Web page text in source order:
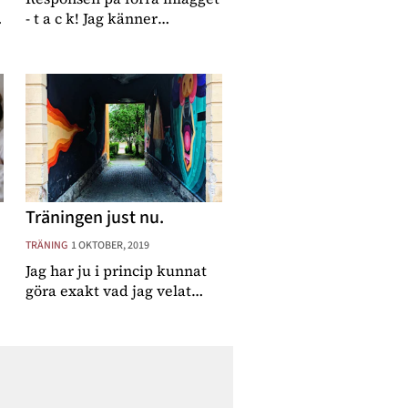
- t a c k! Jag känner
min skull, utan mer för er
där ute som kanske är i min
sits eller känner igen er i
min situation, det
Träningen just nu.
TRÄNING 1 OKTOBER, 2019
Jag har ju i princip kunnat
göra exakt vad jag velat